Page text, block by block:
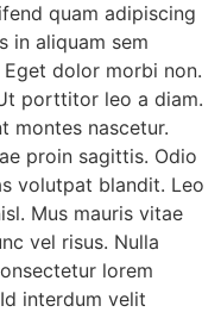
quam adipiscing
in aliquam sem
dolor morbi non.
porttitor leo a diam.
montes nascetur.
proin sagittis. Odio
volutpat blandit. Leo
Mus mauris vitae
vel risus. Nulla
lorem
interdum velit